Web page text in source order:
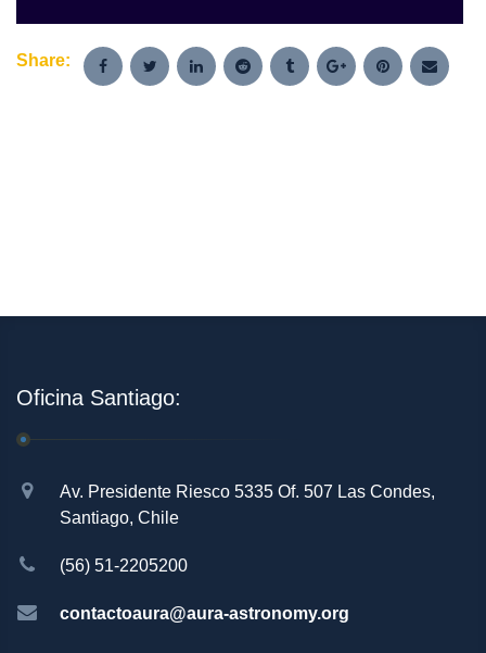
Share:
Oficina Santiago:
Av. Presidente Riesco 5335 Of. 507 Las Condes,
Santiago, Chile
(56) 51-2205200
contactoaura@aura-astronomy.org